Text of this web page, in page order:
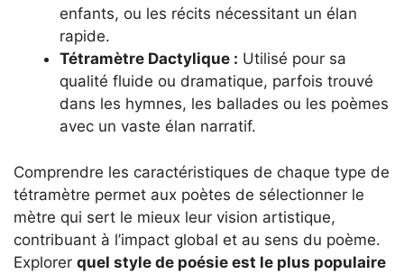
enfants, ou les récits nécessitant un élan
rapide.
Tétramètre Dactylique : Utilisé pour sa
qualité fluide ou dramatique, parfois trouvé
dans les hymnes, les ballades ou les poèmes
avec un vaste élan narratif.
Comprendre les caractéristiques de chaque type de
tétramètre permet aux poètes de sélectionner le
mètre qui sert le mieux leur vision artistique,
contribuant à l’impact global et au sens du poème.
Explorer quel style de poésie est le plus populaire